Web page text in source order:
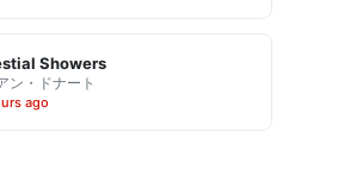
Showers
ン・ドナート
ago